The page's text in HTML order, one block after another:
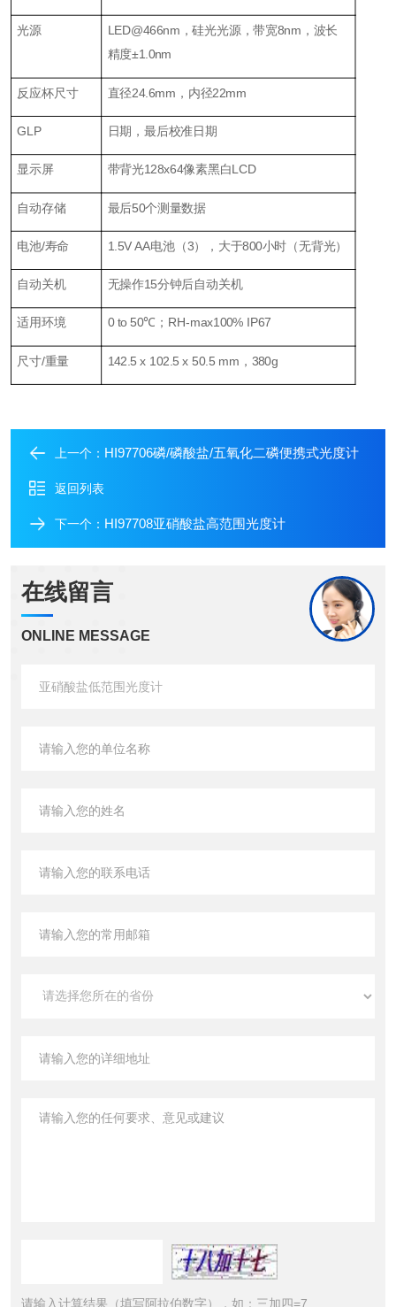
光源
LED@466nm，硅光光源，带宽8nm，波长
精度±1.0nm
反应杯尺寸 直径24.6mm，内径22mm
GLP 日期，最后校准日期
显示屏 带背光128x64像素黑白LCD
自动存储 最后50个测量数据
电池/寿命 1.5V AA电池（3），大于800小时（无背光）
自动关机 无操作15分钟后自动关机
适用环境 0 to 50℃；RH-max100% IP67
尺寸/重量 142.5 x 102.5 x 50.5 mm，380g
上一个： HI97706磷/磷酸盐/五氧化二磷便携式光度计
返回列表
下一个： HI97708亚硝酸盐高范围光度计
在线留言
ONLINE MESSAGE
请输入计算结果（填写阿拉伯数字），如：三加四=7